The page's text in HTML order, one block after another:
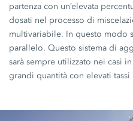
partenza con un’elevata
dosati nel processo di
multivariabile. In questo modo
parallelo. Questo sistema di
sarà sempre utilizzato nei casi
grandi quantità con elevati